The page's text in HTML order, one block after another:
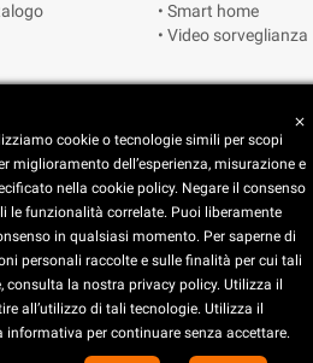
• Smart home
• Video sorveglianza
C.E.A.R.T. Elettronica
4.5starstarstarstar star_half
Basato su914recensioni
close
cookie o tecnologie simili per scopi
miglioramento dell’esperienza, misurazione e
nella cookie policy. Negare il consenso
le funzionalità correlate. Puoi liberamente
in qualsiasi momento. Per saperne di
personali raccolte e sulle finalità per cui tali
la nostra privacy policy. Utilizza il
all’utilizzo di tali tecnologie. Utilizza il
per continuare senza accettare.